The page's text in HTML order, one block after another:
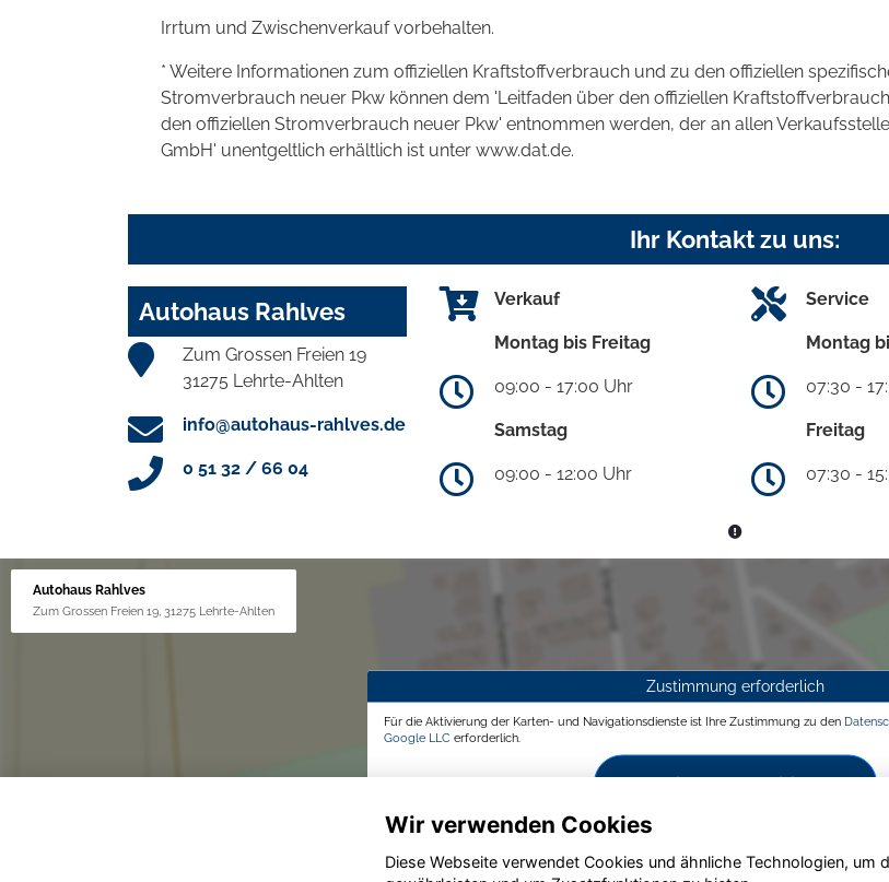
Irrtum und Zwischenverkauf vorbehalten.
* Weitere Informationen zum offiziellen Kraftstoffverbrauch und zu den offiziellen
Stromverbrauch neuer Pkw können dem 'Leitfaden über den offiziellen
den offiziellen Stromverbrauch neuer Pkw' entnommen werden, der an allen
GmbH' unentgeltlich erhältlich ist unter www.dat.de.
Ihr Kontakt zu uns:
Autohaus Rahlves
Zum Grossen Freien 19
31275 Lehrte-Ahlten
info@autohaus-rahlves.de
0 51 32 / 66 04
Verkauf
Montag bis Freitag
09:00 - 17:00 Uhr
Samstag
09:00 - 12:00 Uhr
Service
Montag
07:30 -
Freitag
07:30 -
Autohaus Rahlves
Zum Grossen Freien 19, 31275 Lehrte-Ahlten
Zustimmung erforderlich
Für die Aktivierung der Karten- und Navigationsdienste ist Ihre Zustimmung zu den
Google LLC erforderlich.
Wir verwenden Cookies
Diese Webseite verwendet Cookies und ähnliche Technologien, um